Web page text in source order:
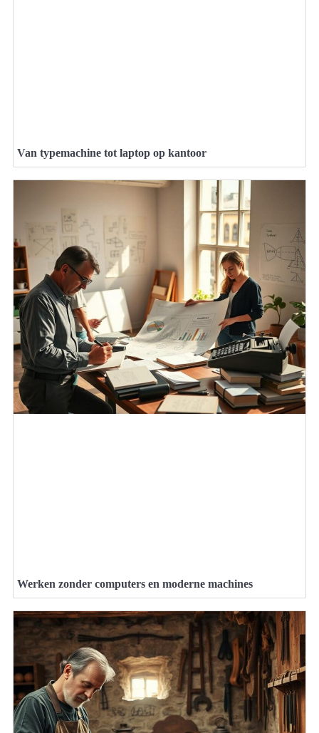
Van typemachine tot laptop op kantoor
Werken zonder computers en moderne machines